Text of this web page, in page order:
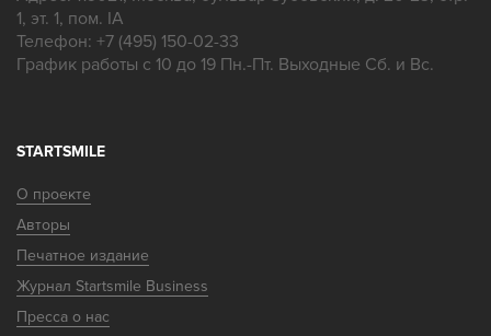
1, эт. 1, пом. IA
Телефон: +7 (495) 150-02-33
График работы с 10 до 19 Пн.-Пт. Выходные Сб. и Вс.
STARTSMILE
О проекте
Авторы
Печатное издание
Журнал Startsmile Business
Пресса о нас